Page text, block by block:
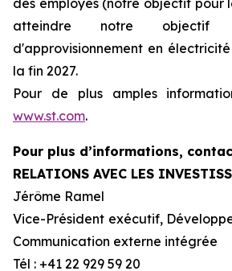
des employés (notre objectif pour
atteindre notre
d'approvisionnement en
la fin 2027.
Pour de plus amples
www.st.com.
Pour plus d’informations,
RELATIONS AVEC LES
Jérôme Ramel
Vice-Président exécutif,
Communication externe intégrée
Tél : +41 22 929 59 20